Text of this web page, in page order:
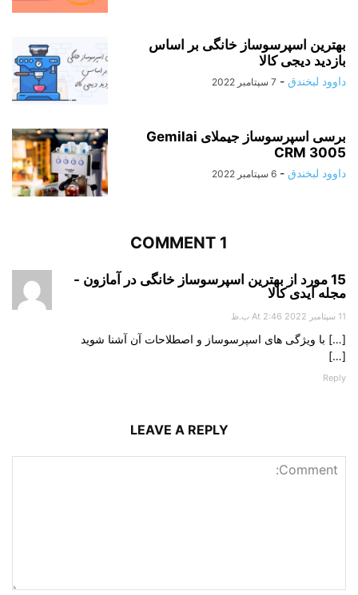
بهترین اسپرسوساز خانگی بر اساس
بازدید دیجی کالا
داوود لبخندق - 7 سپتامبر 2022
برسی اسپرسوساز جیملای Gemilai
CRM 3005
داوود لبخندق - 6 سپتامبر 2022
1 COMMENT
15 مورد از بهترین اسپرسوساز خانگی در آمازون -
مجله آیدی کالا
11 سپتامبر 2022 At 2:46 ب.ظ
[…] با ویژگی های اسپرسوساز و اصطلاحات آن آشنا شوید
[…]
Reply
LEAVE A REPLY